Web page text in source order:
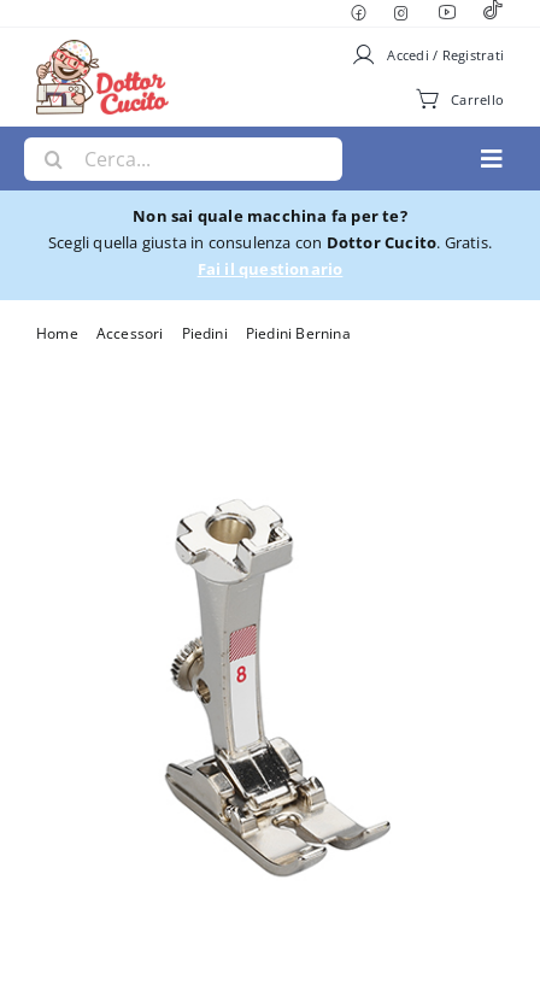
contenuto
Accedi / Registrati
Carrello
Cerca
per:
Macchine per Cucire
Ricamatrici
Non sai quale macchina fa per te?
Scegli quella giusta in consulenza con Dottor Cucito. Gratis.
Fai il questionario
Home Accessori Piedini
Piedini Bernina